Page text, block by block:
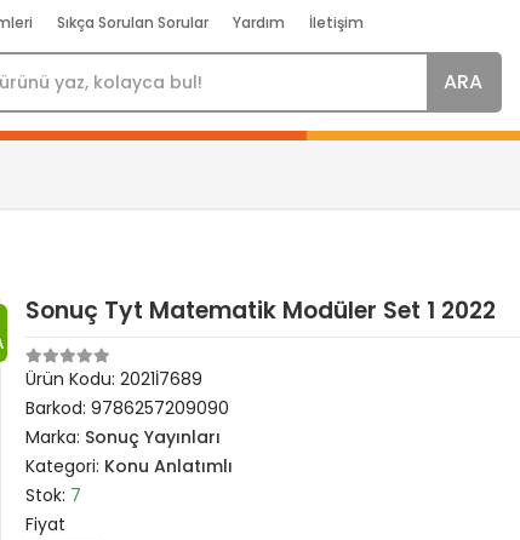
Sıkça Sorulan Sorular Yardım İletişim
ARA
Sonuç Tyt Matematik Modüler Set 1 2022
Ürün Kodu:2021İ7689
Barkod:9786257209090
Marka: Sonuç Yayınları
Kategori: Konu Anlatımlı
Stok: 7
Fiyat